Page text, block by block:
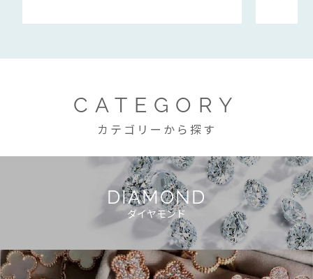
CATEGORY
カテゴリーから探す
DIAMOND
ダイヤモンド